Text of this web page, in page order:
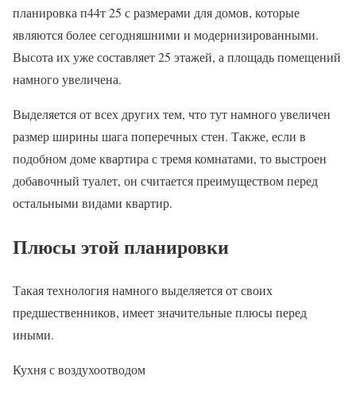
планировка п44т 25 с размерами для домов, которые
являются более сегодняшними и модернизированными.
Высота их уже составляет 25 этажей, а площадь помещений
намного увеличена.
Выделяется от всех других тем, что тут намного увеличен
размер ширины шага поперечных стен. Также, если в
подобном доме квартира с тремя комнатами, то выстроен
добавочный туалет, он считается преимуществом перед
остальными видами квартир.
Плюсы этой планировки
Такая технология намного выделяется от своих
предшественников, имеет значительные плюсы перед
иными.
Кухня с воздухоотводом